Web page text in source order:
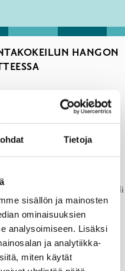
Tietoja
sisällön ja mainosten
ominaisuuksien
analysoimiseen. Lisäksi
ja analytiikka-
miten käytät
HANGON
Hangossa on
nyt osoitteessa Bulevardi
paremmat mahdollisuudet
uudistusta ajatellen,
siirretään valtiolta